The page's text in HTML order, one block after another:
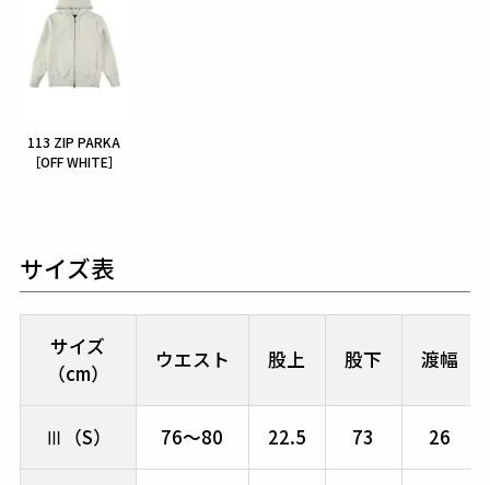
113 ZIP PARKA
［OFF WHITE］
サイズ表
サイズ
（cm）
ウエスト 股上 股下 渡幅
Ⅲ（S） 76～80 22.5 73 26